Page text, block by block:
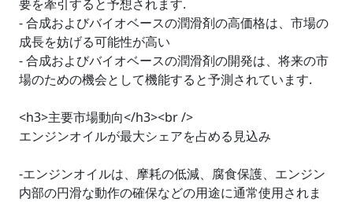
要を牽引すると予想されます.
- 合成およびバイオベースの潤滑剤の高価格は、市場の
成長を妨げる可能性が高い
- 合成およびバイオベースの潤滑剤の開発は、将来の市
場のための機会として機能すると予測されています.
<h3>主要市場動向</h3><br />
エンジンオイルが最大シェアを占める見込み
-エンジンオイルは、摩耗の低減、腐食保護、エンジン
内部の円滑な動作の確保などの用途に通常使用されま